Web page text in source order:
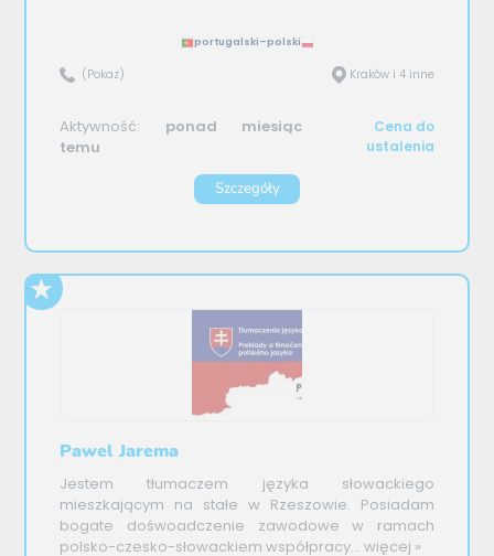
portugalski–polski
(Pokaż) Kraków i 4 inne
Aktywność: ponad miesiąc
temu
Cena do
ustalenia
Szczegóły
Pawel Jarema
Jestem tłumaczem języka słowackiego
mieszkającym na stałe w Rzeszowie. Posiadam
bogate dośwoadczenie zawodowe w ramach
polsko-czesko-słowackiem współpracy... więcej »